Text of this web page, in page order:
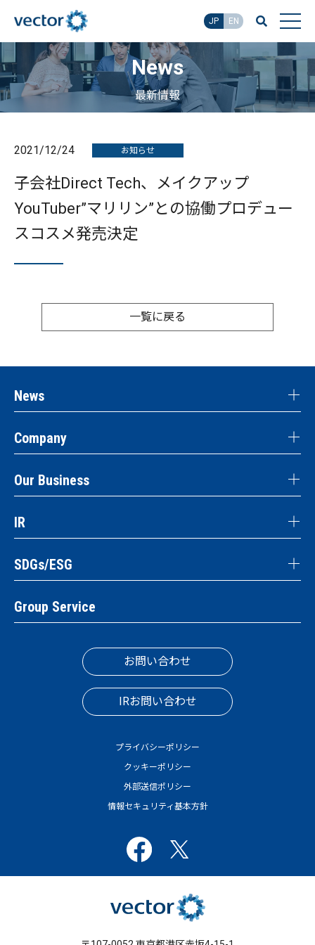
JP EN
News
最新情報
2021/12/24 お知らせ
子会社Direct Tech、メイクアップ
YouTuber”マリリン”との協働プロデュー
スコスメ発売決定
一覧に戻る
News
Company
Our Business
IR
SDGs/ESG
Group Service
お問い合わせ
IRお問い合わせ
プライバシーポリシー
クッキーポリシー
外部送信ポリシー
情報セキュリティ基本方針